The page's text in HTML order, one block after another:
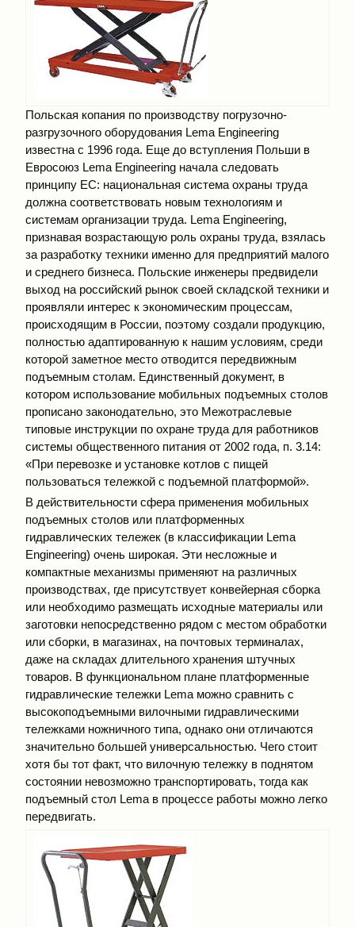
Польская копания по производству погрузочно-
разгрузочного оборудования Lema Engineering
известна с 1996 года. Еще до вступления Польши в
Евросоюз Lema Engineering начала следовать
принципу ЕС: национальная система охраны труда
должна соответствовать новым технологиям и
системам организации труда. Lema Engineering,
признавая возрастающую роль охраны труда, взялась
за разработку техники именно для предприятий малого
и среднего бизнеса. Польские инженеры предвидели
выход на российский рынок своей складской техники и
проявляли интерес к экономическим процессам,
происходящим в России, поэтому создали продукцию,
полностью адаптированную к нашим условиям, среди
которой заметное место отводится передвижным
подъемным столам. Единственный документ, в
котором использование мобильных подъемных столов
прописано законодательно, это Межотраслевые
типовые инструкции по охране труда для работников
системы общественного питания от 2002 года, п. 3.14:
«При перевозке и установке котлов с пищей
пользоваться тележкой с подъемной платформой».
В действительности сфера применения мобильных
подъемных столов или платформенных
гидравлических тележек (в классификации Lema
Engineering) очень широкая. Эти несложные и
компактные механизмы применяют на различных
производствах, где присутствует конвейерная сборка
или необходимо размещать исходные материалы или
заготовки непосредственно рядом с местом обработки
или сборки, в магазинах, на почтовых терминалах,
даже на складах длительного хранения штучных
товаров. В функциональном плане платформенные
гидравлические тележки Lema можно сравнить с
высокоподъемными вилочными гидравлическими
тележками ножничного типа, однако они отличаются
значительно большей универсальностью. Чего стоит
хотя бы тот факт, что вилочную тележку в поднятом
состоянии невозможно транспортировать, тогда как
подъемный стол Lema в процессе работы можно легко
передвигать.